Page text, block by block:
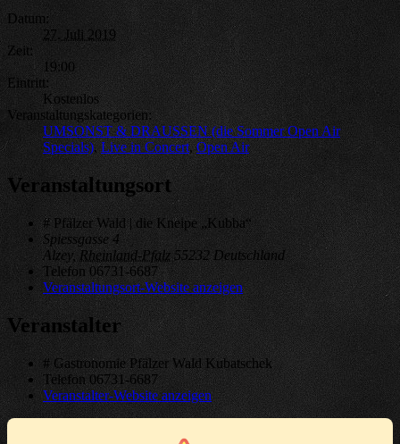
Datum:
27. Juli 2019
Zeit:
19:00
Eintritt:
Kostenlos
Veranstaltungskategorien:
UMSONST & DRAUSSEN (die Sommer Open Air
Specials), Live in Concert,Open Air
Veranstaltungsort
# Pfälzer Wald | die Kneipe „Kubba“
Spiessgasse 4
Alzey, Rheinland-Pfalz 55232 Deutschland
Telefon 06731-6687
Veranstaltungsort-Website anzeigen
Veranstalter
# Gastronomie Pfälzer Wald Kubatschek
Telefon 06731-6687
Veranstalter-Website anzeigen